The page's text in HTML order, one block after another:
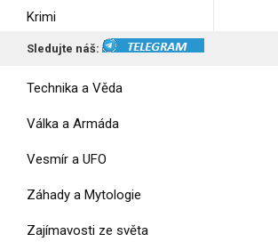
Krimi
Myšlení
Technika a Věda
Válka a Armáda
Vesmír a UFO
Záhady a Mytologie
Zajímavosti ze světa
Sledujte náš: